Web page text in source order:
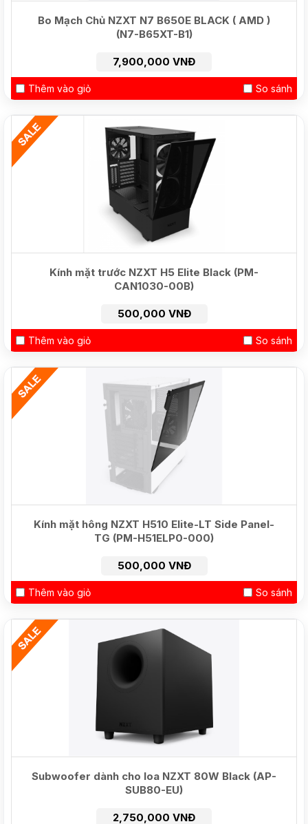
Bo Mạch Chủ NZXT N7 B650E BLACK ( AMD )
(N7-B65XT-B1)
7,900,000 VNĐ
Thêm vào giỏ So sánh
HOT
Kính mặt trước NZXT H5 Elite Black (PM-
CAN1030-00B)
500,000 VNĐ
Thêm vào giỏ So sánh
NEW
Kính mặt hông NZXT H510 Elite-LT Side Panel-
TG (PM-H51ELP0-000)
500,000 VNĐ
Thêm vào giỏ So sánh
HOT
Subwoofer dành cho loa NZXT 80W Black (AP-
SUB80-EU)
2,750,000 VNĐ